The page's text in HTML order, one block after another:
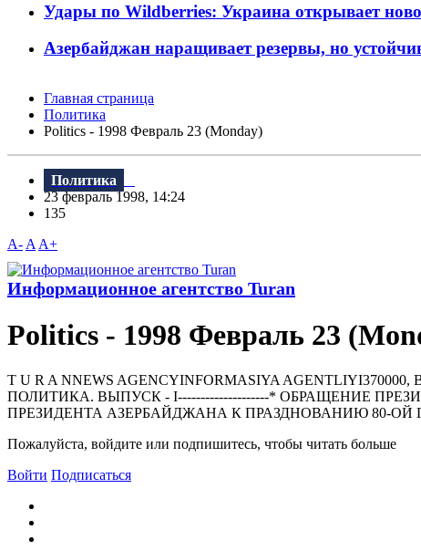
Удары по Wildberries: Украина открывает
Азербайджан наращивает резервы, но
Главная страница
Политика
Politics - 1998 Февраль 23 (Monday)
Политика
23 февраль 1998, 14:24
135
A- A A+
Информационное агентство Turan
Politics - 1998 Февраль 23
T U R A NNEWS AGENCYINFORMASIYA AGENTLIYI370000,
ПОЛИТИКА. ВЫПУСК - I--------------------* ОБРАЩЕНИЕ
ПРЕЗИДЕНТА АЗЕРБАЙДЖАНА К ПРАЗДНОВАНИЮ 80-
Пожалуйста, войдите или подпишитесь, чтобы читать больше
Войти Подписаться